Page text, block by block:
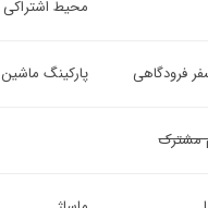
محیط اشتراکی
فرودگاهی پارکینگ ماشین
مشترک